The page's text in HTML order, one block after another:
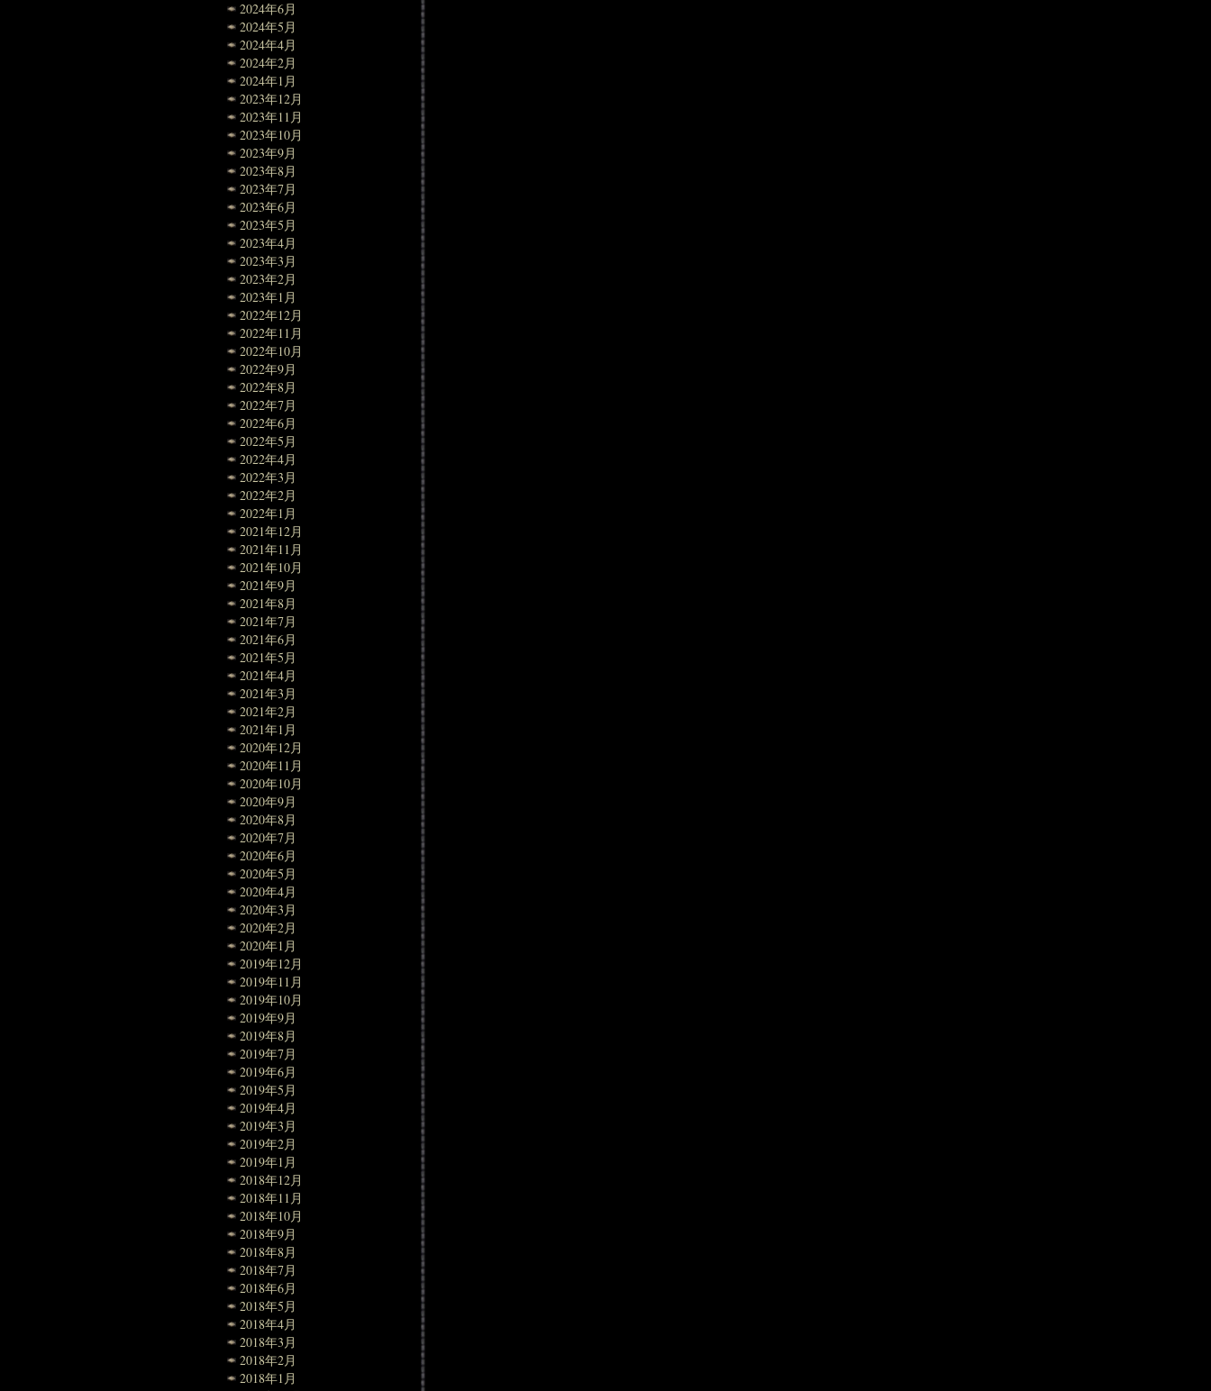
2024年6月
2024年5月
2024年4月
2024年2月
2024年1月
2023年12月
2023年11月
2023年10月
2023年9月
2023年8月
2023年7月
2023年6月
2023年5月
2023年4月
2023年3月
2023年2月
2023年1月
2022年12月
2022年11月
2022年10月
2022年9月
2022年8月
2022年7月
2022年6月
2022年5月
2022年4月
2022年3月
2022年2月
2022年1月
2021年12月
2021年11月
2021年10月
2021年9月
2021年8月
2021年7月
2021年6月
2021年5月
2021年4月
2021年3月
2021年2月
2021年1月
2020年12月
2020年11月
2020年10月
2020年9月
2020年8月
2020年7月
2020年6月
2020年5月
2020年4月
2020年3月
2020年2月
2020年1月
2019年12月
2019年11月
2019年10月
2019年9月
2019年8月
2019年7月
2019年6月
2019年5月
2019年4月
2019年3月
2019年2月
2019年1月
2018年12月
2018年11月
2018年10月
2018年9月
2018年8月
2018年7月
2018年6月
2018年5月
2018年4月
2018年3月
2018年2月
2018年1月